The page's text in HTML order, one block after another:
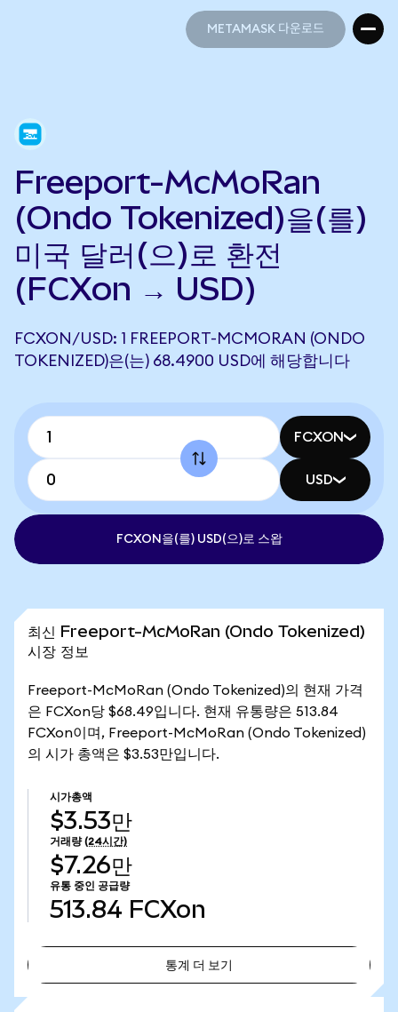
METAMASK 다운로드
Freeport-McMoRan
(Ondo Tokenized)을(를)
미국 달러(으)로 환전
(FCXon → USD)
FCXON/USD: 1 FREEPORT-MCMORAN (ONDO
TOKENIZED)은(는) 68.4900 USD에 해당합니다
FCXON
USD
FCXON을(를) USD(으)로 스왑
최신 Freeport-McMoRan (Ondo Tokenized)
시장 정보
Freeport-McMoRan (Ondo Tokenized)의 현재 가격
은 FCXon당 $68.49입니다. 현재 유통량은 513.84
FCXon이며, Freeport-McMoRan (Ondo Tokenized)
의 시가 총액은 $3.53만입니다.
시가총액
$3.53만
거래량 (24시간)
$7.26만
유통 중인 공급량
513.84 FCXon
통계 더 보기